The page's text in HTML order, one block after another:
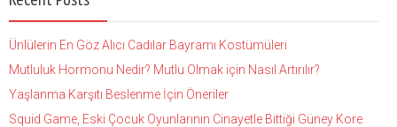
Ünlülerin En Göz Alıcı Cadılar Bayramı Kostümüleri
Mutluluk Hormonu Nedir? Mutlu Olmak için Nasıl Artırılır?
Yaşlanma Karşıtı Beslenme İçin Öneriler
Squid Game, Eski Çocuk Oyunlarının Cinayetle Bittiği Güney Kore